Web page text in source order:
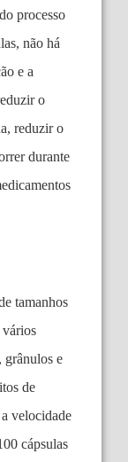
processo
não há
e a
o
reduzir o
durante
tamanhos
vários
grânulos e
de
velocidade
cápsulas